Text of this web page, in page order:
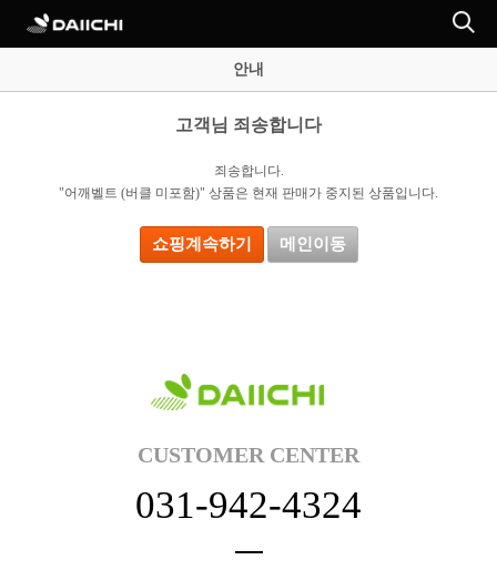
안내
고객님 죄송합니다
죄송합니다.
"어깨벨트 (버클 미포함)" 상품은 현재 판매가 중지된 상품입니다.
쇼핑계속하기 메인이동
CUSTOMER CENTER
031-942-4324